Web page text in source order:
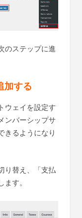
のステップに進
加する
ウェイを設定す
ンバーシップサ
きるようになり
り替え、「支払
す。